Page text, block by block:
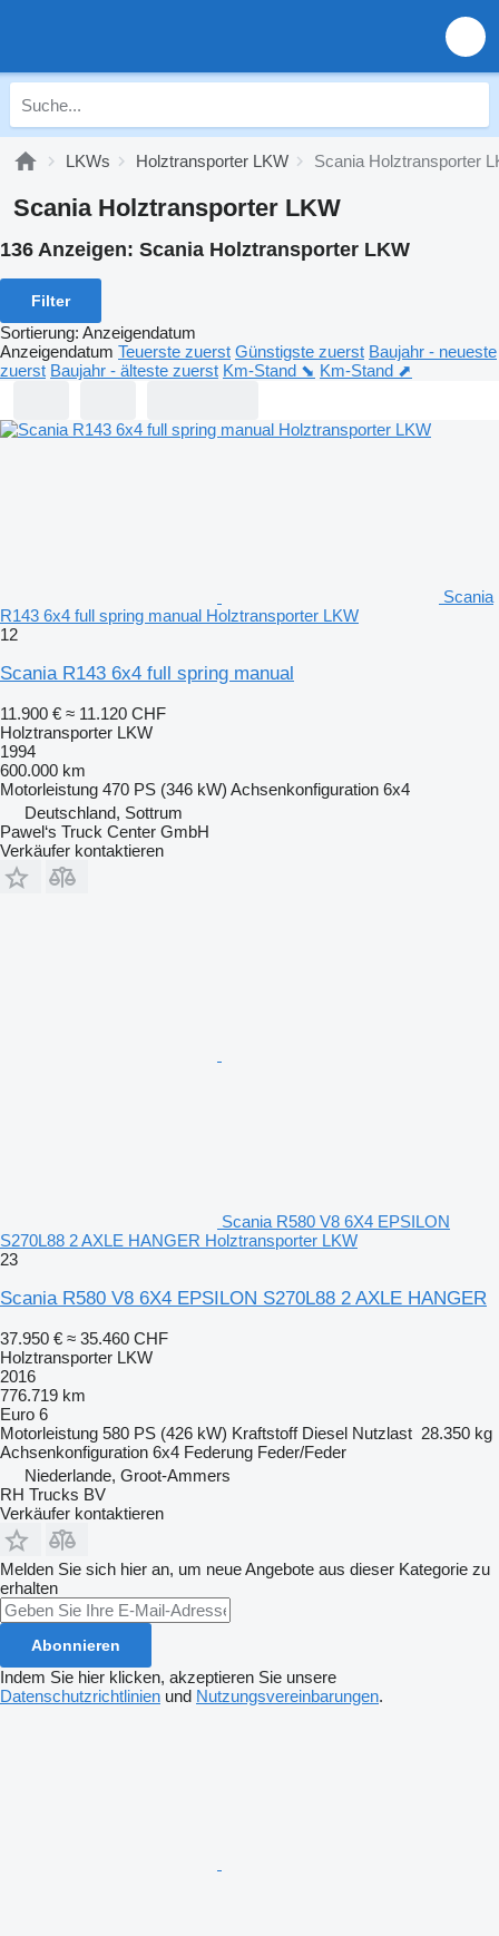
LKWs Holztransporter LKW Scania Holztransporter
Scania Holztransporter LKW
136 Anzeigen: Scania Holztransporter LKW
Filter
Sortierung: Anzeigendatum
Anzeigendatum Teuerste zuerst Günstigste zuerst Baujahr - neueste
zuerst Baujahr - älteste zuerst Km-Stand ⬊ Km-Stand ⬈
Scania
R143 6x4 full spring manual Holztransporter LKW
12
Scania R143 6x4 full spring manual
11.900 € ≈ 11.120 CHF
Holztransporter LKW
1994
600.000 km
Motorleistung 470 PS (346 kW) Achsenkonfiguration 6x4
Deutschland, Sottrum
Pawel‘s Truck Center GmbH
Verkäufer kontaktieren
Scania R580 V8 6X4 EPSILON
S270L88 2 AXLE HANGER Holztransporter LKW
23
Scania R580 V8 6X4 EPSILON S270L88 2 AXLE HANGER
37.950 € ≈ 35.460 CHF
Holztransporter LKW
2016
776.719 km
Euro 6
Motorleistung 580 PS (426 kW) Kraftstoff Diesel Nutzlast 28.350 kg
Achsenkonfiguration 6x4 Federung Feder/Feder
Niederlande, Groot-Ammers
RH Trucks BV
Verkäufer kontaktieren
Melden Sie sich hier an, um neue Angebote aus dieser Kategorie zu
erhalten
Abonnieren
Indem Sie hier klicken, akzeptieren Sie unsere
Datenschutzrichtlinien und Nutzungsvereinbarungen.